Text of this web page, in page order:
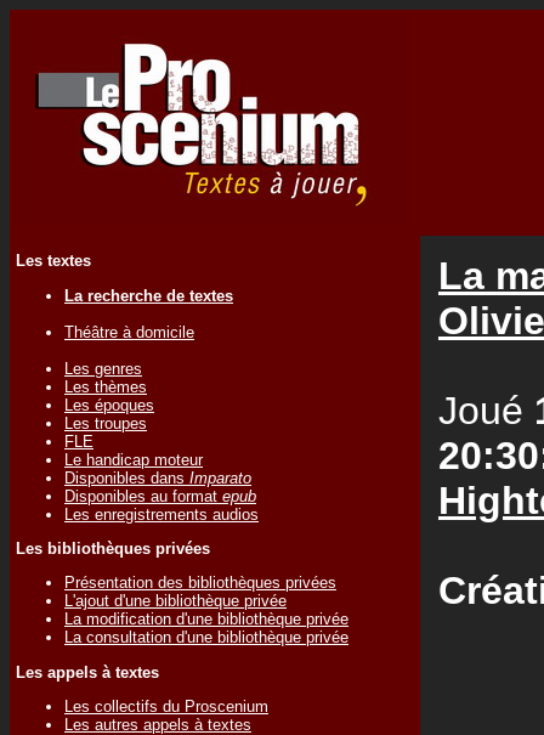
Les textes
La recherche de textes
Théâtre à domicile
Les genres
Les thèmes
Les époques
Les troupes
FLE
Le handicap moteur
Disponibles dans Imparato
Disponibles au format epub
Les enregistrements audios
Les bibliothèques privées
Présentation des bibliothèques privées
L'ajout d'une bibliothèque privée
La modification d'une bibliothèque privée
La consultation d'une bibliothèque privée
Les appels à textes
Les collectifs du Proscenium
Les autres appels à textes
La
Joué